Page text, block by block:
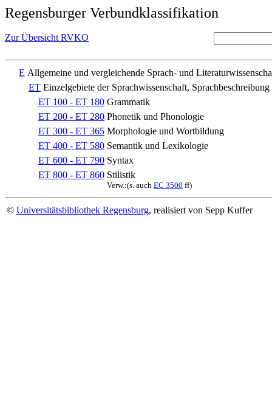
Regensburger Verbundklassifikation
Zur Übersicht RVKO
E Allgemeine und vergleichende Sprach- und
ET Einzelgebiete der Sprachwissenschaft, Sprachbeschreibung
ET 100 - ET 180 Grammatik
ET 200 - ET 280 Phonetik und Phonologie
ET 300 - ET 365 Morphologie und Wortbildung
ET 400 - ET 580 Semantik und Lexikologie
ET 600 - ET 790 Syntax
ET 800 - ET 860 Stilistik
Verw.:(s. auch EC 3500 ff)
© Universitätsbibliothek Regensburg, realisiert von Sepp Kuffer